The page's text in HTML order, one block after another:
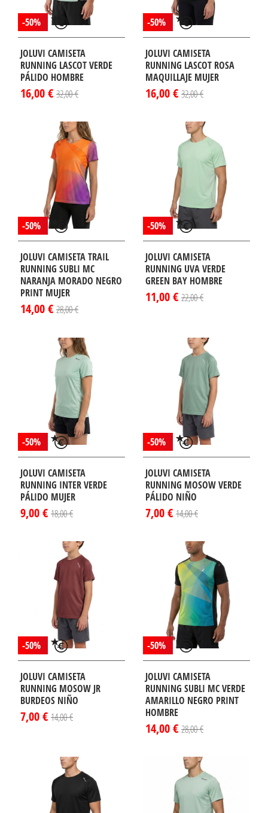
-50%
JOLUVI CAMISETA
RUNNING LASCOT VERDE
PÁLIDO HOMBRE
16,00 € 32,00 €
-50%
JOLUVI CAMISETA
RUNNING LASCOT ROSA
MAQUILLAJE MUJER
16,00 € 32,00 €
-50%
JOLUVI CAMISETA TRAIL
RUNNING SUBLI MC
NARANJA MORADO NEGRO
PRINT MUJER
14,00 € 28,00 €
-50%
JOLUVI CAMISETA
RUNNING UVA VERDE
GREEN BAY HOMBRE
11,00 € 22,00 €
-50%
JOLUVI CAMISETA
RUNNING INTER VERDE
PÁLIDO MUJER
9,00 € 18,00 €
-50%
JOLUVI CAMISETA
RUNNING MOSOW VERDE
PÁLIDO NIÑO
7,00 € 14,00 €
-50%
JOLUVI CAMISETA
RUNNING MOSOW JR
BURDEOS NIÑO
7,00 € 14,00 €
-50%
JOLUVI CAMISETA
RUNNING SUBLI MC VERDE
AMARILLO NEGRO PRINT
HOMBRE
14,00 € 28,00 €